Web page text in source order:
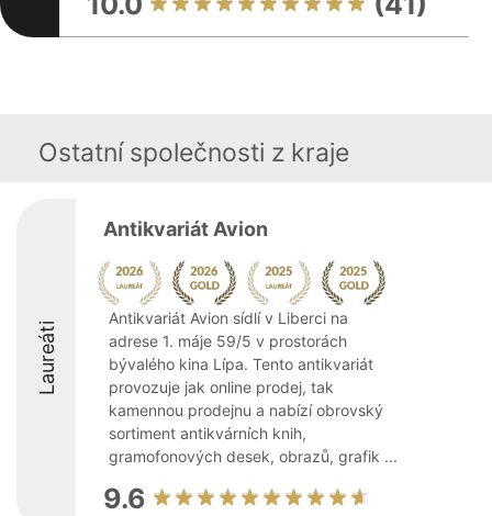
Ostatní společnosti z kraje
Laureáti
Antikvariát Avion
Antikvariát Avion sídlí v Liberci na
adrese 1. máje 59/5 v prostorách
bývalého kina Lípa. Tento antikvariát
provozuje jak online prodej, tak
kamennou prodejnu a nabízí obrovský
sortiment antikvárních knih,
gramofonových desek, obrazů, grafik ...
9.6